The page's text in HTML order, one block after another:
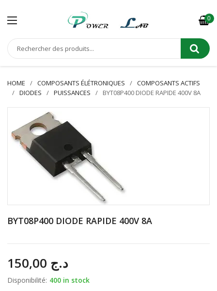
0
HOME COMPOSANTS ÉLÉTRONIQUES
COMPOSANTS ACTIFS
DIODES
PUISSANCES BYT08P400 DIODE RAPIDE 400V 8A
BYT08P400 DIODE RAPIDE 400V 8A
د.ج
Disponibilité: 400 in stock